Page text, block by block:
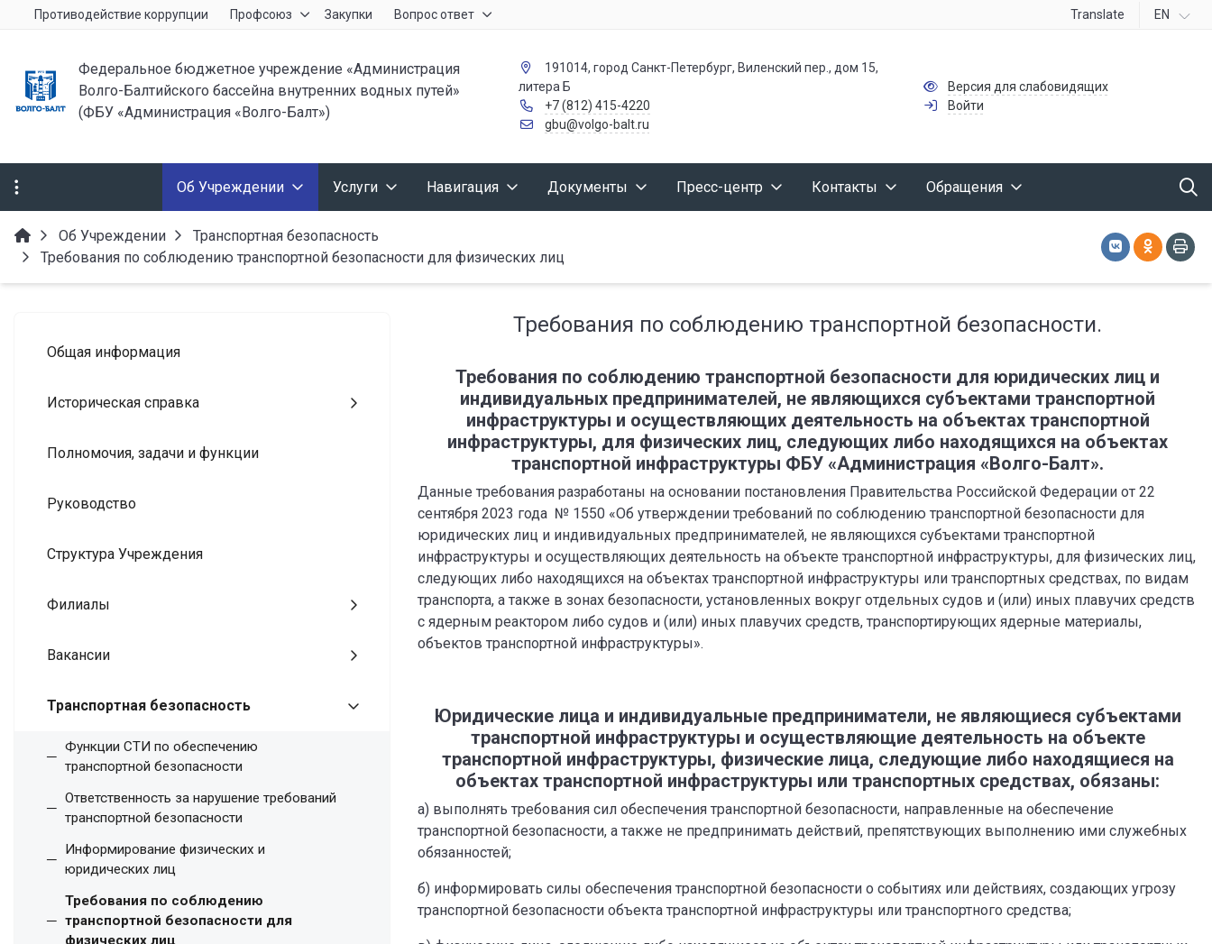
Противодействие коррупции Профсоюз Закупки Вопрос ответ Translate EN
Федеральное бюджетное учреждение «Администрация
Волго-Балтийского бассейна внутренних водных путей»
(ФБУ «Администрация «Волго-Балт»)
191014, город Санкт-Петербург, Виленский пер., дом 15,
литера Б
+7 (812) 415-4220
gbu@volgo-balt.ru
Версия для слабовидящих
Войти
Об Учреждении Услуги Навигация Документы Пресс-центр Контакты Обращения
Об Учреждении
Транспортная безопасность
Требования по соблюдению транспортной безопасности для физических лиц
Общая информация
Историческая справка
Полномочия, задачи и функции
Руководство
Структура Учреждения
Филиалы
Вакансии
Транспортная безопасность
Функции СТИ по обеспечению
транспортной безопасности
Ответственность за нарушение требований
транспортной безопасности
Информирование физических и
юридических лиц
Требования по соблюдению
транспортной безопасности для
физических лиц
Требования по соблюдению транспортной безопасности.
Требования по соблюдению транспортной безопасности для юридических лиц и
индивидуальных предпринимателей, не являющихся субъектами транспортной
инфраструктуры и осуществляющих деятельность на объектах транспортной
инфраструктуры, для физических лиц, следующих либо находящихся на объектах
транспортной инфраструктуры ФБУ «Администрация «Волго-Балт».
Данные требования разработаны на основании постановления Правительства Российской Федерации от 22
сентября 2023 года № 1550 «Об утверждении требований по соблюдению транспортной безопасности для
юридических лиц и индивидуальных предпринимателей, не являющихся субъектами транспортной
инфраструктуры и осуществляющих деятельность на объекте транспортной инфраструктуры, для физических лиц,
следующих либо находящихся на объектах транспортной инфраструктуры или транспортных средствах, по видам
транспорта, а также в зонах безопасности, установленных вокруг отдельных судов и (или) иных плавучих средств
с ядерным реактором либо судов и (или) иных плавучих средств, транспортирующих ядерные материалы,
объектов транспортной инфраструктуры».
Юридические лица и индивидуальные предприниматели, не являющиеся субъектами
транспортной инфраструктуры и осуществляющие деятельность на объекте
транспортной инфраструктуры, физические лица, следующие либо находящиеся на
объектах транспортной инфраструктуры или транспортных средствах, обязаны:
а) выполнять требования сил обеспечения транспортной безопасности, направленные на обеспечение
транспортной безопасности, а также не предпринимать действий, препятствующих выполнению ими служебных
обязанностей;
б) информировать силы обеспечения транспортной безопасности о событиях или действиях, создающих угрозу
транспортной безопасности объекта транспортной инфраструктуры или транспортного средства;